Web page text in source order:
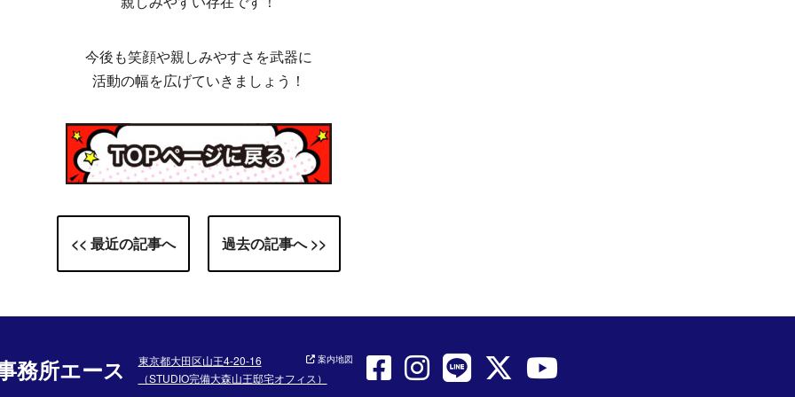
今後も笑顔や親しみやすさを武器に
活動の幅を広げていきましょう！
<< 最近の記事へ 過去の記事へ >>
務所エース
東京都大田区山王4-20-16
（STUDIO完備大森山王邸宅オフィス）
案内地図